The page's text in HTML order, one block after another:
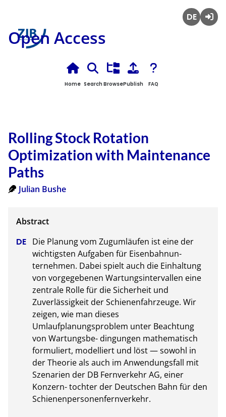
Open Access
Home Search BrowsePublish FAQ
Rolling Stock Rotation
Optimization with Maintenance
Paths
Julian Bushe
Die Planung vom Zugumläufen ist eine der
wichtigsten Aufgaben für Eisenbahnun-
ternehmen. Dabei spielt auch die Einhaltung
von vorgegebenen Wartungsintervallen eine
zentrale Rolle für die Sicherheit und
Zuverlässigkeit der Schienenfahrzeuge. Wir
zeigen, wie man dieses
Umlaufplanungsproblem unter Beachtung
von Wartungsbe- dingungen mathematisch
formuliert, modelliert und löst — sowohl in
der Theorie als auch im Anwendungsfall mit
Szenarien der DB Fernverkehr AG, einer
Konzern- tochter der Deutschen Bahn für den
Schienenpersonenfernverkehr.